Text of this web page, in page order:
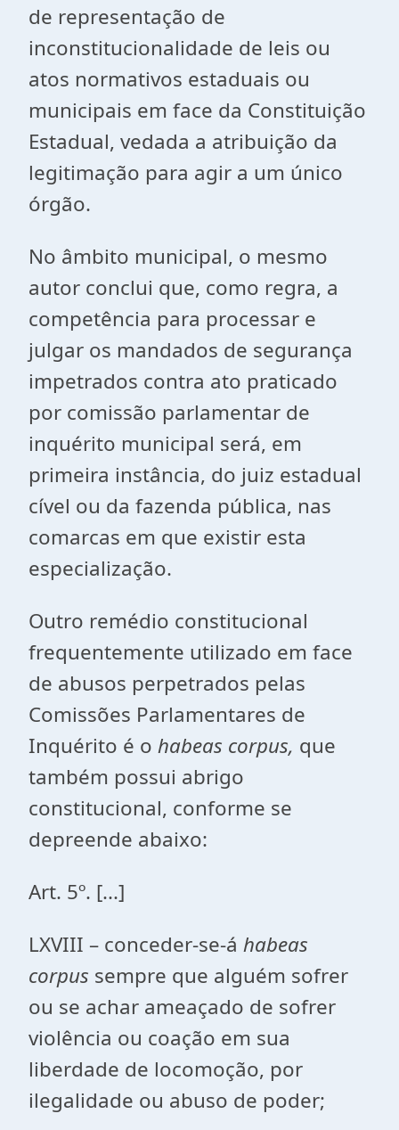
de representação de
inconstitucionalidade de leis ou
atos normativos estaduais ou
municipais em face da Constituição
Estadual, vedada a atribuição da
legitimação para agir a um único
órgão.
No âmbito municipal, o mesmo
autor conclui que, como regra, a
competência para processar e
julgar os mandados de segurança
impetrados contra ato praticado
por comissão parlamentar de
inquérito municipal será, em
primeira instância, do juiz estadual
cível ou da fazenda pública, nas
comarcas em que existir esta
especialização.
Outro remédio constitucional
frequentemente utilizado em face
de abusos perpetrados pelas
Comissões Parlamentares de
Inquérito é o habeas corpus, que
também possui abrigo
constitucional, conforme se
depreende abaixo:
Art. 5º. [...]
LXVIII – conceder-se-á habeas
corpus sempre que alguém sofrer
ou se achar ameaçado de sofrer
violência ou coação em sua
liberdade de locomoção, por
ilegalidade ou abuso de poder;